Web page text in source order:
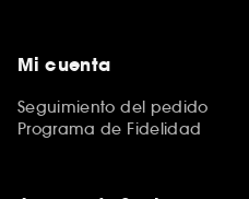
Mi cuenta
Seguimiento del pedido
Programa de Fidelidad